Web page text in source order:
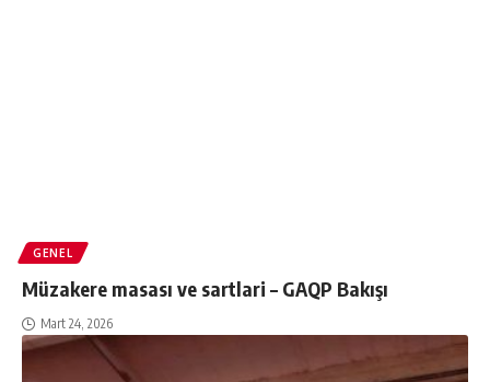
GENEL
Müzakere masası ve sartlari – GAQP Bakışı
Mart 24, 2026